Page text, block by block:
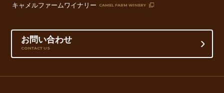
キャメルファームワイナリー CAMEL FARM WINERY
お問い合わせ
CONTACT US